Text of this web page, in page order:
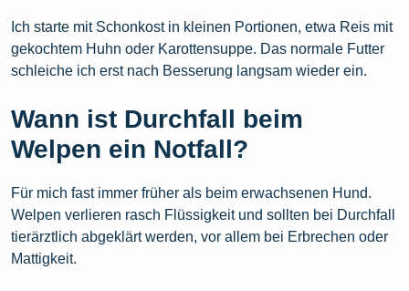
Ich starte mit Schonkost in kleinen Portionen, etwa Reis mit
gekochtem Huhn oder Karottensuppe. Das normale Futter
schleiche ich erst nach Besserung langsam wieder ein.
Wann ist Durchfall beim
Welpen ein Notfall?
Für mich fast immer früher als beim erwachsenen Hund.
Welpen verlieren rasch Flüssigkeit und sollten bei Durchfall
tierärztlich abgeklärt werden, vor allem bei Erbrechen oder
Mattigkeit.